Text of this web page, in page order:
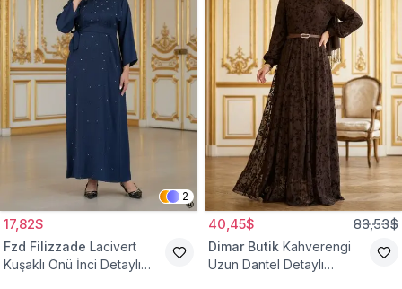
2
17,82$
Fzd Filizzade Lacivert
Kuşaklı Önü İnci Detaylı
40,45$ 83,53$
Dimar Butik Kahverengi
Uzun Dantel Detaylı